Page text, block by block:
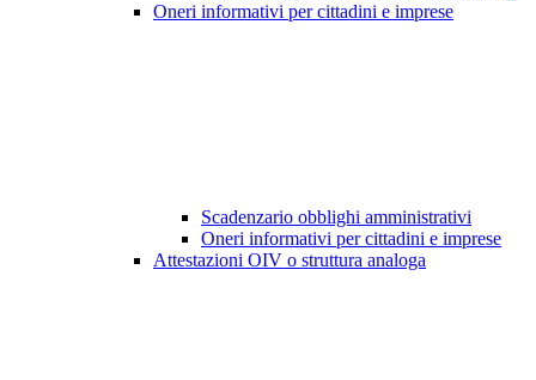
Oneri informativi per cittadini e imprese
Scadenzario obblighi amministrativi
Oneri informativi per cittadini e imprese
Attestazioni OIV o struttura analoga